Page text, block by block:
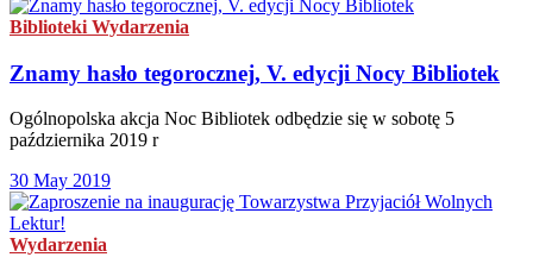
Biblioteki Wydarzenia
Znamy hasło tegorocznej, V. edycji Nocy Bibliotek
Ogólnopolska akcja Noc Bibliotek odbędzie się w sobotę 5
października 2019 r
30 May 2019
Wydarzenia